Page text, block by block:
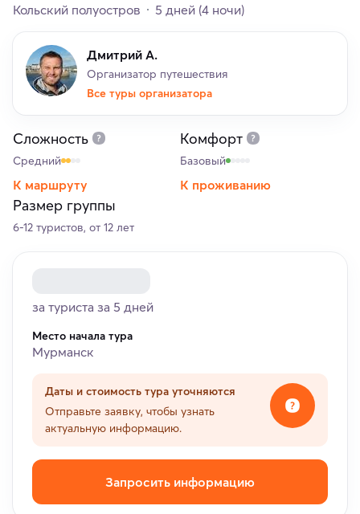
Кольский полуостров 5 дней (4 ночи)
Дмитрий А.
Организатор путешествия
Все туры организатора
Сложность
Средний
К маршруту
Комфорт
Базовый
К проживанию
Размер группы
6-12 туристов, от 12 лет
за туриста за 5 дней
Место начала тура
Мурманск
Даты и стоимость тура уточняются
Отправьте заявку, чтобы узнать
актуальную информацию.
Запросить информацию